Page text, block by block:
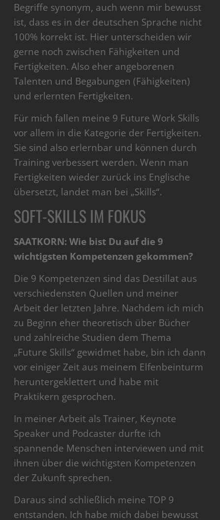
Begriffe synonym, auch wenn mir bewusst
ist, dass es in der deutschen Sprache nicht
100% korrekt ist. Hier unterscheiden wir
gerne noch zwischen Fähigkeiten und
Fertigkeiten. Also eher angeborenen
Talenten und Begabungen (Fähigkeiten)
und erlernten Fertigkeiten.
Für mich fallen meine 9 Future Work Skills
vor allem in die Kategorie der Fertigkeiten.
Sie sind also erlernbar und können durch
Training verbessert werden. Wenn man
Fertigkeiten wieder zurück ins Englische
übersetzt, landet man bei „Skills“.
SOFT-SKILLS IM FOKUS
SAATKORN: Wie bist Du auf die 9
wichtigsten Kompetenzen gekommen?
Die 9 Kompetenzen sind das Destillat aus
verschiedensten Quellen und meiner
Arbeit der letzten Jahre. Nachdem ich mich
zu Beginn eher theoretisch über Bücher
und zahlreiche Studien dem Thema
„Future Skills“ gewidmet habe, bin ich dann
vor einiger Zeit aus meinem Elfenbeinturm
heruntergeklettert und habe mit
Praktikern gesprochen.
In meiner Arbeit als Trainer, Keynote
Speaker und Podcaster durfte ich
spannende Menschen interviewen und mit
ihnen über die wichtigsten Kompetenzen
der Zukunft sprechen.
Daraus sind schließlich meine TOP 9
entstanden. Ich habe mich dabei bewusst